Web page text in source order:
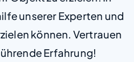
unserer Experten und
können. Vertrauen
Erfahrung!